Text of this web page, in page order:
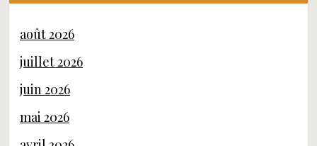
août 2026
juillet 2026
juin 2026
mai 2026